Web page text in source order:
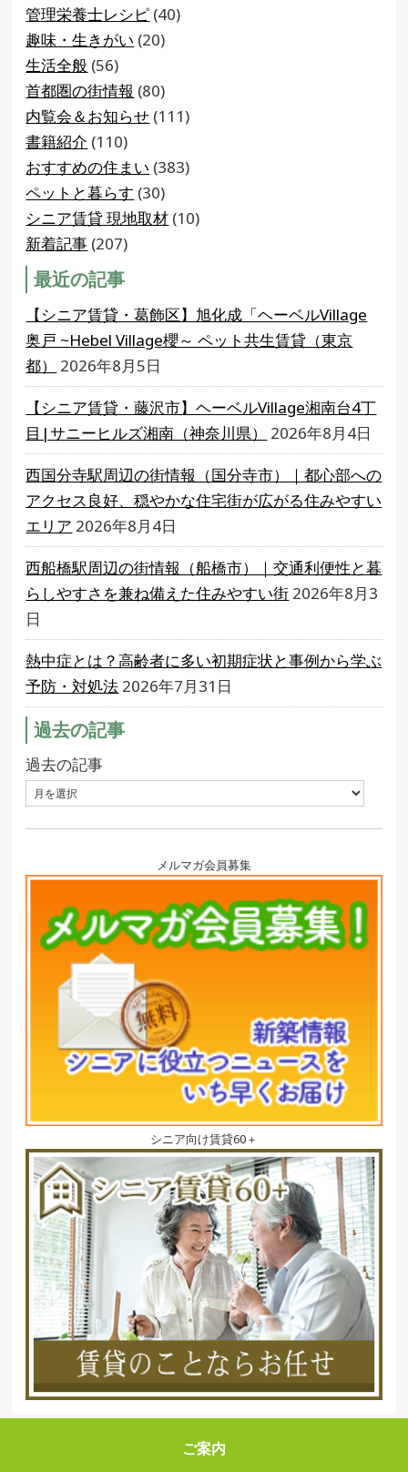
管理栄養士レシピ (40)
趣味・生きがい (20)
生活全般 (56)
首都圏の街情報 (80)
内覧会＆お知らせ (111)
書籍紹介 (110)
おすすめの住まい (383)
ペットと暮らす (30)
シニア賃貸 現地取材 (10)
新着記事 (207)
最近の記事
【シニア賃貸・葛飾区】旭化成「ヘーベルVillage
奥戸 ~Hebel Village櫻～ ペット共生賃貸（東京
都）
2026年8月5日
【シニア賃貸・藤沢市】ヘーベルVillage湘南台4丁
目|サニーヒルズ湘南（神奈川県）
2026年8月4日
西国分寺駅周辺の街情報（国分寺市）｜都心部への
アクセス良好、穏やかな住宅街が広がる住みやすい
エリア 2026年8月4日
西船橋駅周辺の街情報（船橋市）｜交通利便性と暮
らしやすさを兼ね備えた住みやすい街 2026年8月3
日
熱中症とは？高齢者に多い初期症状と事例から学ぶ
予防・対処法 2026年7月31日
過去の記事
過去の記事
メルマガ会員募集
シニア向け賃貸60＋
ご案内